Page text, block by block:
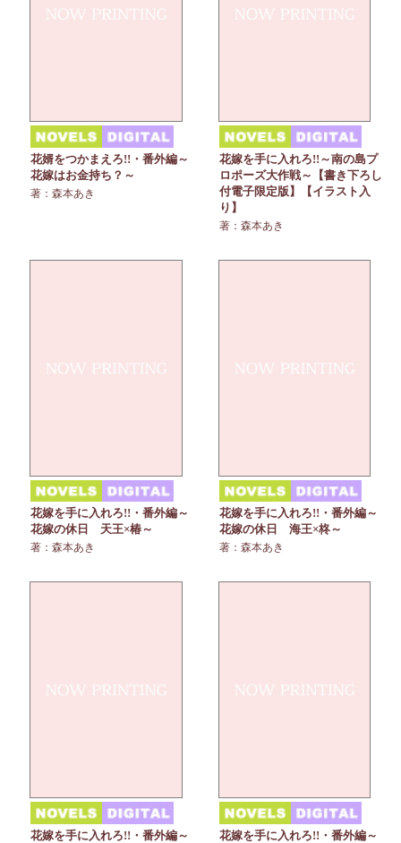
花婿をつかまえろ!!・番外編～
花嫁はお金持ち？～
著：森本あき
花嫁を手に入れろ!!～南の島プ
ロポーズ大作戦～【書き下ろし
付電子限定版】【イラスト入
り】
著：森本あき
花嫁を手に入れろ!!・番外編～
花嫁の休日 天王×椿～
著：森本あき
花嫁を手に入れろ!!・番外編～
花嫁の休日 海王×柊～
著：森本あき
花嫁を手に入れろ!!・番外編～
花嫁を手に入れろ!!・番外編～